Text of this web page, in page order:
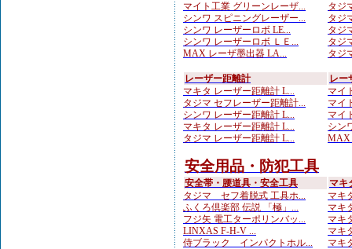
マイト工業 グリーンレーザ...
シンワ スピニングレーザー...
シンワ レーザーロボ LE...
シンワ レーザーロボ ＬＥ...
MAX レーザ墨出器 LA...
タジ
タジ
タジ
タジ
タジ
レーザー距離計
マキタ レーザー距離計 L...
タジマ セフレーザー距離計...
シンワ レーザー距離計 L...
マキタ レーザー距離計 L...
タジマ レーザー距離計 L...
レー
マイ
マイ
マイ
シン
安全用品・防犯工具
安全帯・腰道具・安全工具
タジマ セフ着脱式 工具ホ...
ふくろ倶楽部 伝説 「極」...
フジ矢 電工ターポリンバッ...
LINXAS F-H-V ...
侍ブラック インパクトホル...
マキ
マキ
マキ
マキ
マキ
マキ